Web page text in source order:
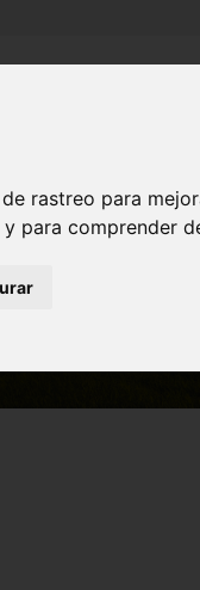
rastreo para
para comprender